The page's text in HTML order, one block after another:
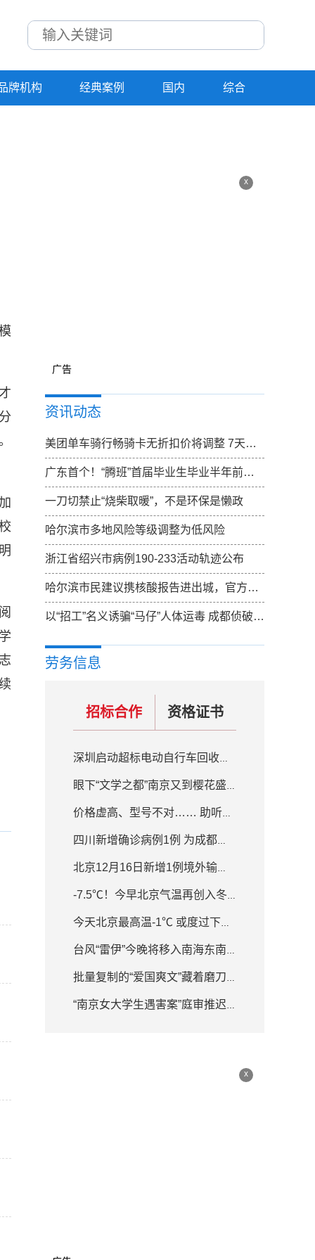
牌机构 经典案例 国内 综合
x
广告
资讯动态
美团单车骑行畅骑卡无折扣价将调整 7天卡无折扣价调整为15元
广东首个！“腾班”首届毕业生毕业半年前确定去向
一刀切禁止“烧柴取暖”，不是环保是懒政
哈尔滨市多地风险等级调整为低风险
浙江省绍兴市病例190-233活动轨迹公布
哈尔滨市民建议携核酸报告进出城，官方：已向上反映，一起期待结果
以“招工”名义诱骗“马仔”人体运毒 成都侦破特大跨国涉黑走私毒品案
劳务信息
招标合作 资格证书
深圳启动超标电动自行车回收置换补贴活动 补贴200元-800元不等
眼下“文学之都”南京又到樱花盛开的季节
价格虚高、型号不对…… 助听器质量良莠不齐
四川新增确诊病例1例 为成都入境人员隔离场所工作人员
北京12月16日新增1例境外输入确诊病例
-7.5℃！今早北京气温再创入冬新低 白天最高气温-1℃
今天北京最高温-1℃ 或度过下半年来最冷白天
台风“雷伊”今晚将移入南海东南部海面 强度逐渐增强
批量复制的“爱国爽文”藏着磨刀霍霍
“南京女大学生遇害案”庭审推迟 律师详解何为排除非法证据
x